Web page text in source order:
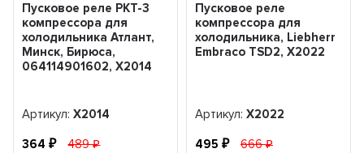
Пусковое реле РКТ-3
компрессора для
холодильника Атлант,
Минск, Бирюса,
064114901602, Х2014
Артикул:Х2014
364 489
Пусковое реле
компрессора для
холодильника, Liebherr
Embraco TSD2, X2022
Артикул: X2022
495 666